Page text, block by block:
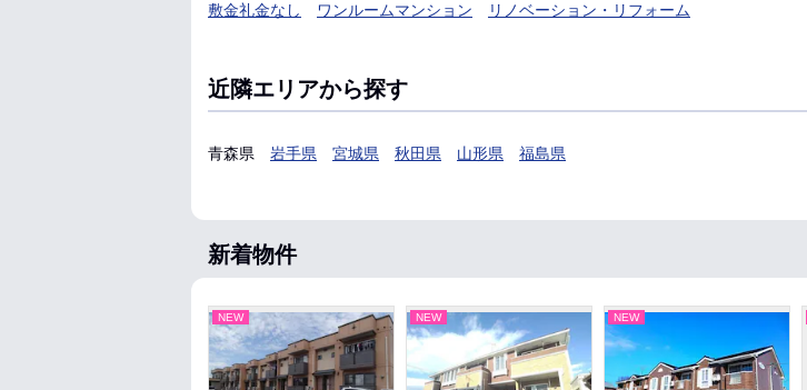
敷金礼金なし
ワンルームマンション リノベーション・リフォーム
近隣エリアから探す
青森県 岩手県 宮城県 秋田県 山形県 福島県
新着物件
NEW NEW NEW